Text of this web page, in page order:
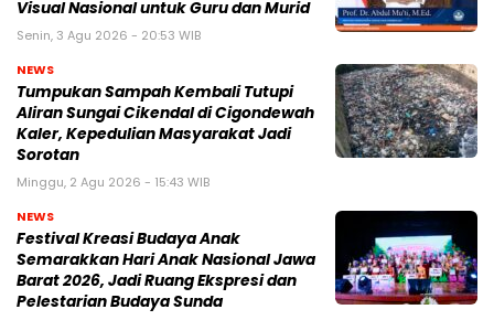
Visual Nasional untuk Guru dan Murid
Senin, 3 Agu 2026 - 20:53 WIB
NEWS
Tumpukan Sampah Kembali Tutupi
Aliran Sungai Cikendal di Cigondewah
Kaler, Kepedulian Masyarakat Jadi
Sorotan
Minggu, 2 Agu 2026 - 15:43 WIB
NEWS
Festival Kreasi Budaya Anak
Semarakkan Hari Anak Nasional Jawa
Barat 2026, Jadi Ruang Ekspresi dan
Pelestarian Budaya Sunda